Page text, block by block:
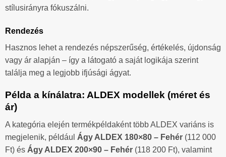
stílusirányra fókuszálni.
Rendezés
Hasznos lehet a rendezés népszerűség, értékelés, újdonság
vagy ár alapján – így a látogató a saját logikája szerint
találja meg a legjobb ifjúsági ágyat.
Példa a kínálatra: ALDEX modellek (méret és
ár)
A kategória elején termékpéldaként több ALDEX variáns is
megjelenik, például Ágy ALDEX 180×80 – Fehér (112 000
Ft) és Ágy ALDEX 200×90 – Fehér (118 200 Ft), valamint